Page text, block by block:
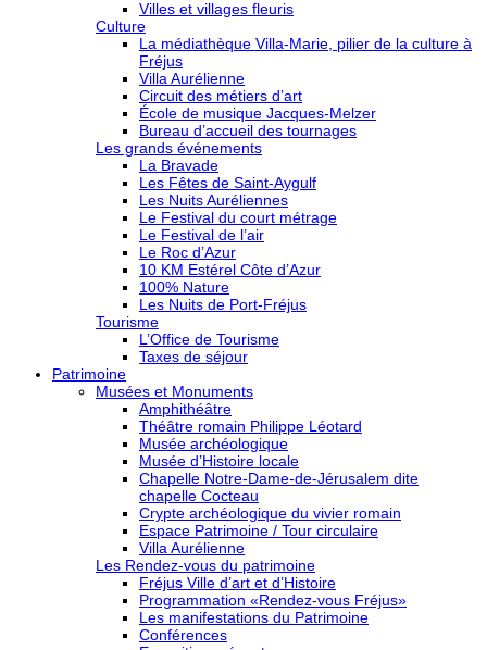
Villes et villages fleuris
Culture
La médiathèque Villa-Marie, pilier de la culture à
Fréjus
Villa Aurélienne
Circuit des métiers d’art
École de musique Jacques-Melzer
Bureau d’accueil des tournages
Les grands événements
La Bravade
Les Fêtes de Saint-Aygulf
Les Nuits Auréliennes
Le Festival du court métrage
Le Festival de l’air
Le Roc d’Azur
10 KM Estérel Côte d’Azur
100% Nature
Les Nuits de Port-Fréjus
Tourisme
L’Office de Tourisme
Taxes de séjour
Patrimoine
Musées et Monuments
Amphithéâtre
Théâtre romain Philippe Léotard
Musée archéologique
Musée d’Histoire locale
Chapelle Notre-Dame-de-Jérusalem dite
chapelle Cocteau
Crypte archéologique du vivier romain
Espace Patrimoine / Tour circulaire
Villa Aurélienne
Les Rendez-vous du patrimoine
Fréjus Ville d’art et d’Histoire
Programmation «Rendez-vous Fréjus»
Les manifestations du Patrimoine
Conférences